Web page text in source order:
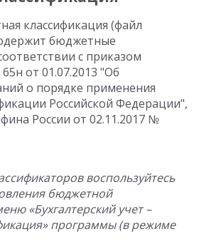
классификация (файл
бюджетные
с приказом
от 01.07.2013 "Об
о порядке применения
Российской Федерации",
России от 02.11.2017 №
воспользуйтесь
бюджетной
«Бухгалтерский учет –
программы (в режиме